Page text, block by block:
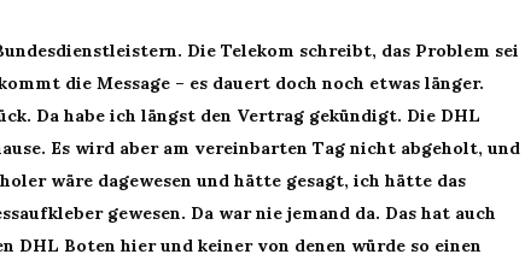
Lügen
Die Telekom schreibt, das Problem sei
die Message – es dauert doch noch etwas länger.
Da habe ich längst den Vertrag gekündigt. Die DHL
Es wird aber am vereinbarten Tag nicht abgeholt, und
wäre dagewesen und hätte gesagt, ich hätte das
gewesen. Da war nie jemand da. Das hat auch
DHL Boten hier und keiner von denen würde so einen